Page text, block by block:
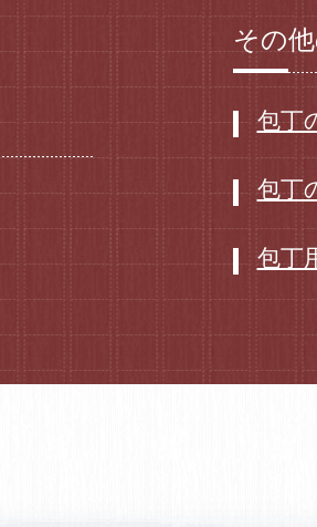
その
包丁
包丁
包丁